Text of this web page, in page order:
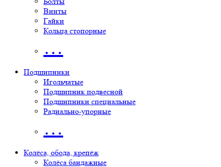
Винты
Гайки
Кольца стопорные
…
Подшипники
Игольчатые
Подшипник подвесной
Подшипники специальные
Радиально-упорные
…
Колёса, обода, крепёж
Колёса бандажные